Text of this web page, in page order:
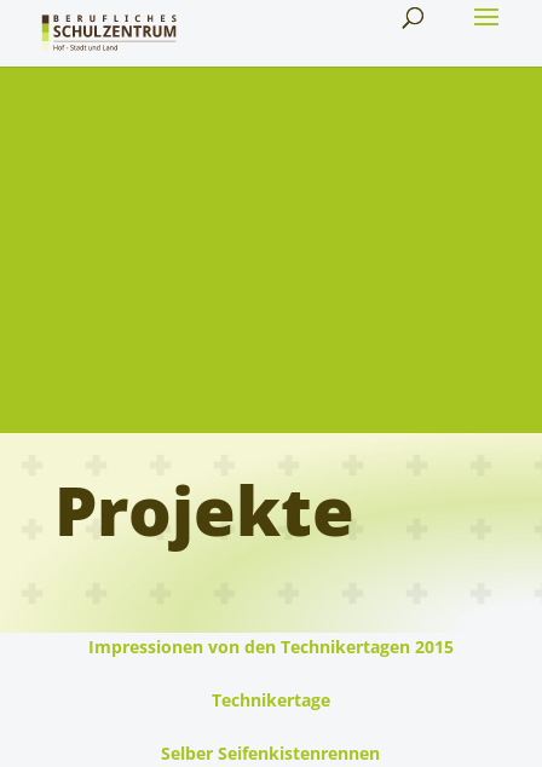
Projekte
Impressionen von den Technikertagen 2015
Technikertage
Selber Seifenkistenrennen